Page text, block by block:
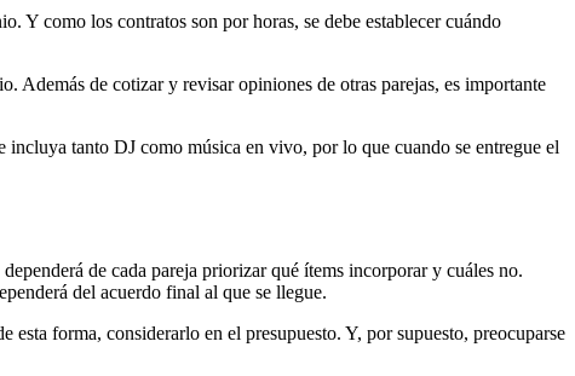
Y como los contratos son por horas, se debe establecer cuándo
Además de cotizar y revisar opiniones de otras parejas, es importante
tanto DJ como música en vivo, por lo que cuando se entregue el
de cada pareja priorizar qué ítems incorporar y cuáles no.
del acuerdo final al que se llegue.
forma, considerarlo en el presupuesto. Y, por supuesto, preocuparse